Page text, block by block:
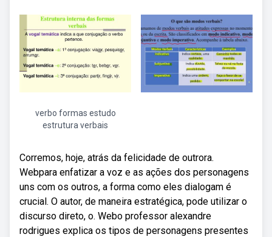
verbo formas estudo
estrutura verbais
Corremos, hoje, atrás da felicidade de outrora.
Webpara enfatizar a voz e as ações dos personagens
uns com os outros, a forma como eles dialogam é
crucial. O autor, de maneira estratégica, pode utilizar o
discurso direto, o. Webo professor alexandre
rodrigues explica os tipos de personagens presentes